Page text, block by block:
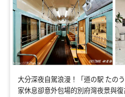
大分深夜自駕浪漫！「道の駅 たの
家休息卻意外包場的別府灣夜景與